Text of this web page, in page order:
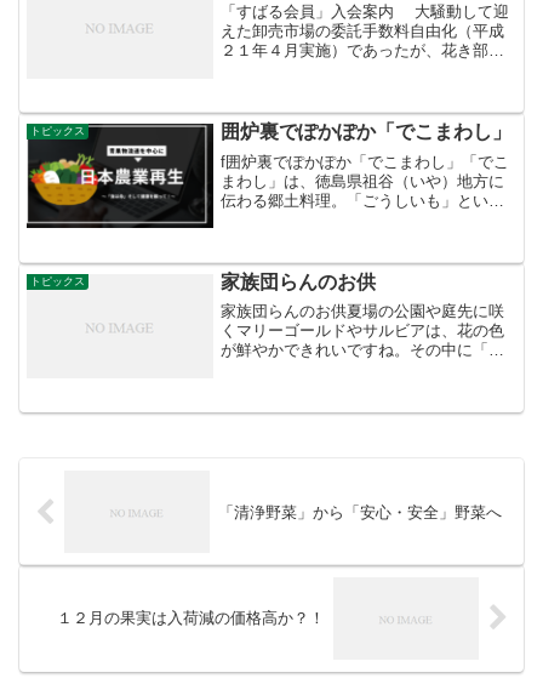
「すばる会員」入会案内 大騒動して迎
えた卸売市場の委託手数料自由化（平成
２１年４月実施）であったが、花き部の
ある卸は１０％と名...
トピックス 囲炉裏でぽかぽか「でこまわし」
f囲炉裏でぽかぽか「でこまわし」「でこ
まわし」は、徳島県祖谷（いや）地方に
伝わる郷土料理。「ごうしいも」という
来は、伝統芸能の阿波人形...
トピックス 家族団らんのお供
家族団らんのお供夏場の公園や庭先に咲
くマリーゴールドやサルビアは、花の色
が鮮やかできれいですね。その中に「バ
旺盛なバーベナは、サクラソウに似た小
「清浄野菜」から「安心・安全」野菜へ
１２月の果実は入荷減の価格高か？！